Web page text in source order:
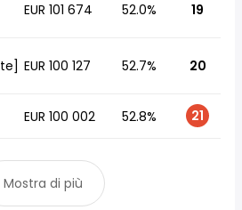
EUR 101 674 52.0% 19
EUR 100 127 52.7% 20
EUR 100 002 52.8% 21
Mostra di più